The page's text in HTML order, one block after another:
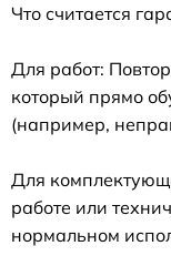
Что считается
Для работ:
который прямо
(например,
Для
работе или
нормальном